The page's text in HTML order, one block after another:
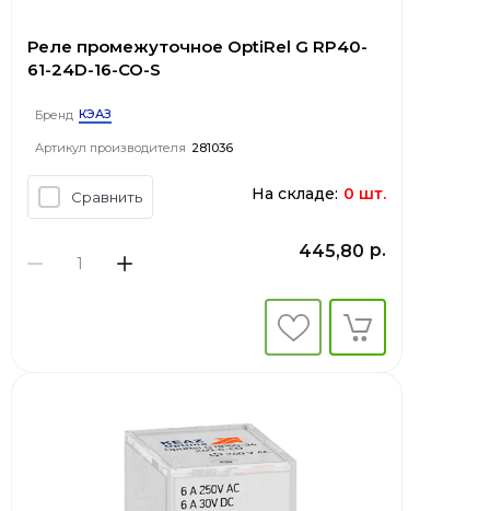
Реле промежуточное OptiRel G RP40-
61-24D-16-CO-S
Бренд КЭАЗ
Артикул производителя 281036
Сравнить На складе: 0 шт.
445,80 р.